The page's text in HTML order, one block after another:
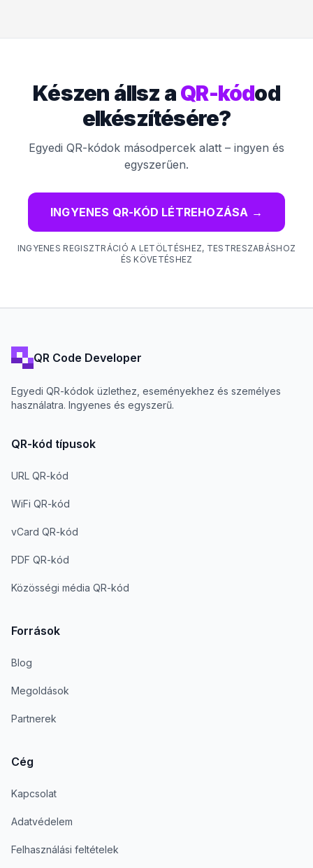
Készen állsz aQR-kódod
elkészítésére?
Egyedi QR-kódok másodpercek alatt – ingyen és
egyszerűen.
INGYENES QR-KÓD LÉTREHOZÁSA →
INGYENES REGISZTRÁCIÓ A LETÖLTÉSHEZ, TESTRESZABÁSHOZ
ÉS KÖVETÉSHEZ
QR Code Developer
Egyedi QR-kódok üzlethez, eseményekhez és személyes
használatra. Ingyenes és egyszerű.
QR-kód típusok
URL QR-kód
WiFi QR-kód
vCard QR-kód
PDF QR-kód
Közösségi média QR-kód
Források
Blog
Megoldások
Partnerek
Cég
Kapcsolat
Adatvédelem
Felhasználási feltételek